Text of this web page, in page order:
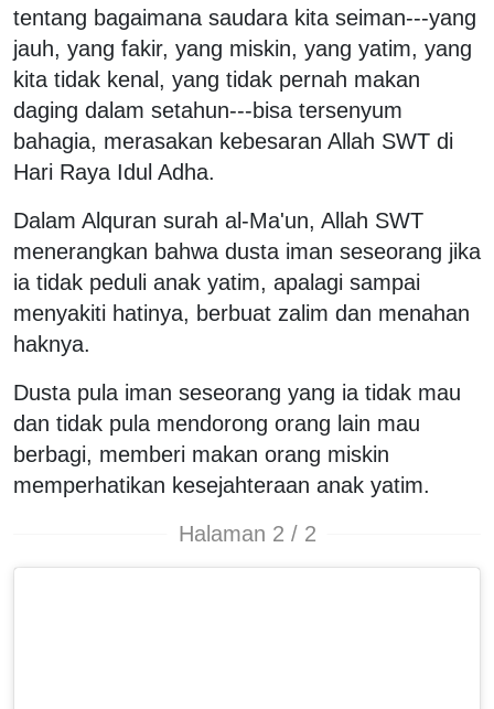
tentang bagaimana saudara kita seiman---yang
jauh, yang fakir, yang miskin, yang yatim, yang
kita tidak kenal, yang tidak pernah makan
daging dalam setahun---bisa tersenyum
bahagia, merasakan kebesaran Allah SWT di
Hari Raya Idul Adha.
Dalam Alquran surah al-Ma'un, Allah SWT
menerangkan bahwa dusta iman seseorang jika
ia tidak peduli anak yatim, apalagi sampai
menyakiti hatinya, berbuat zalim dan menahan
haknya.
Dusta pula iman seseorang yang ia tidak mau
dan tidak pula mendorong orang lain mau
berbagi, memberi makan orang miskin
memperhatikan kesejahteraan anak yatim.
Halaman 2 / 2